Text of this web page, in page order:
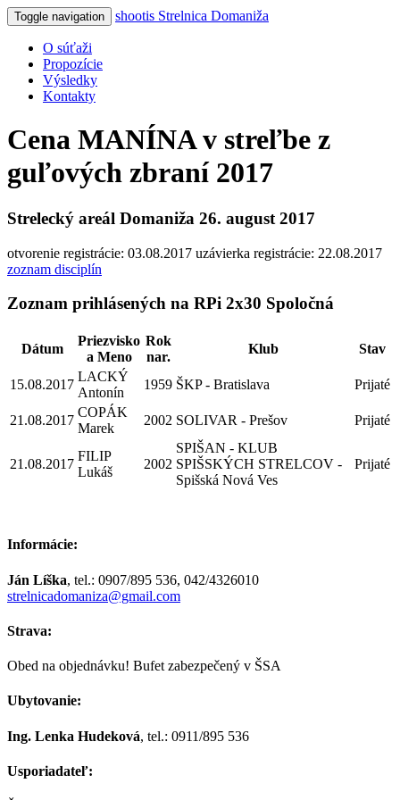
Toggle navigation shootis Strelnica Domaniža
O súťaži
Propozície
Výsledky
Kontakty
Cena MANÍNA v streľbe z
guľových zbraní 2017
Strelecký areál Domaniža 26. august 2017
otvorenie registrácie: 03.08.2017 uzávierka registrácie: 22.08.2017
zoznam disciplín
Zoznam prihlásených na RPi 2x30 Spoločná
Dátum
Priezvisko
a Meno
Rok
nar.
Klub Stav
15.08.2017
LACKÝ
Antonín
1959 ŠKP - Bratislava Prijaté
21.08.2017
COPÁK
Marek
2002 SOLIVAR - Prešov Prijaté
21.08.2017
FILIP
Lukáš
2002
SPIŠAN - KLUB
SPIŠSKÝCH STRELCOV -
Spišská Nová Ves
Prijaté
Informácie:
Ján Líška, tel.: 0907/895 536, 042/4326010
strelnicadomaniza@gmail.com
Strava:
Obed na objednávku! Bufet zabezpečený v ŠSA
Ubytovanie:
Ing. Lenka Hudeková, tel.: 0911/895 536
Usporiadateľ: